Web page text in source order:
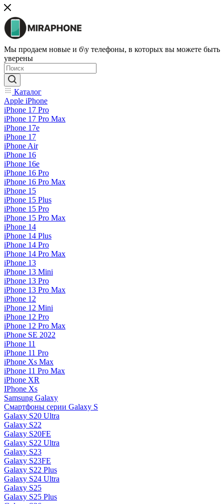
Мы продаем новые и б\у телефоны, в которых вы можете быть
уверены
Каталог
Apple iPhone
iPhone 17 Pro
iPhone 17 Pro Max
iPhone 17e
iPhone 17
iPhone Air
iPhone 16
iPhone 16e
iPhone 16 Pro
iPhone 16 Pro Max
iPhone 15
iPhone 15 Plus
iPhone 15 Pro
iPhone 15 Pro Max
iPhone 14
iPhone 14 Plus
iPhone 14 Pro
iPhone 14 Pro Max
iPhone 13
iPhone 13 Mini
iPhone 13 Pro
iPhone 13 Pro Max
iPhone 12
iPhone 12 Mini
iPhone 12 Pro
iPhone 12 Pro Max
iPhone SE 2022
iPhone 11
iPhone 11 Pro
iPhone Xs Max
iPhone 11 Pro Max
iPhone XR
IPhone Xs
Samsung Galaxy
Смартфоны серии Galaxy S
Galaxy S20 Ultra
Galaxy S22
Galaxy S20FE
Galaxy S22 Ultra
Galaxy S23
Galaxy S23FE
Galaxy S22 Plus
Galaxy S24 Ultra
Galaxy S25
Galaxy S25 Plus